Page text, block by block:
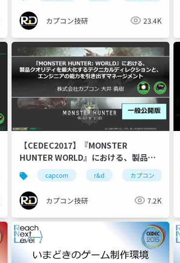
カプコン技研 23.4K
カプコン技研 cedec ゲーム開発
【CEDEC2017】『MONSTER
HUNTER WORLD』における、製品ク
オリティを最大化するテクニカルディ
レクションと、エンジニアの能力を引
き出すマネージメント
capcom r&d カプコン
カプコン技研 7.2K